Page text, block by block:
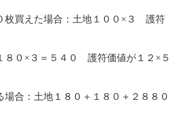
枚買えた場合：土地１００×３ 護符
８０×３＝５４０ 護符価値が１２×５
場合：土地１８０＋１８０＋２８８０